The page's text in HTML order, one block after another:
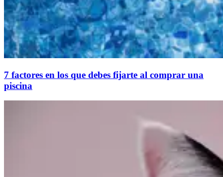
7 factores en los que debes fijarte al comprar una
piscina